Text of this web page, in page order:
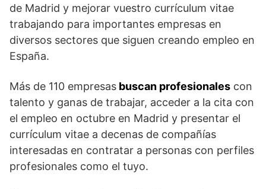
de Madrid y mejorar vuestro currículum vitae
trabajando para importantes empresas en
diversos sectores que siguen creando empleo en
España.
Más de 110 empresas buscan profesionales con
talento y ganas de trabajar, acceder a la cita con
el empleo en octubre en Madrid y presentar el
currículum vitae a decenas de compañías
interesadas en contratar a personas con perfiles
profesionales como el tuyo.